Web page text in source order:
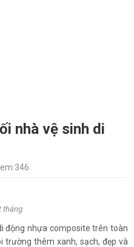
nhà vệ sinh di
tháng
động nhựa composite trên toàn
trường thêm xanh, sạch, đẹp và